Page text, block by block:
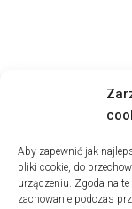
Aby zapewnić jak
pliki cookie, do
urządzeniu. Zgoda na
zachowanie podczas
Kategorie